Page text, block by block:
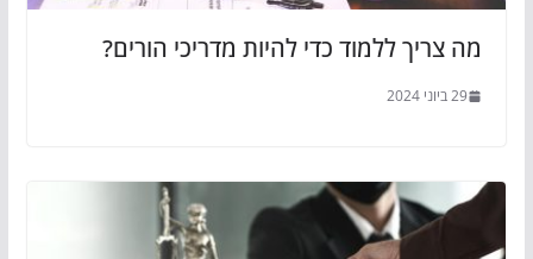
מה צריך ללמוד כדי להיות מדריכי הורים?
29 ביוני 2024